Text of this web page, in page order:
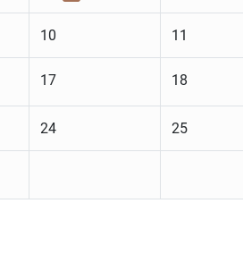
10 11
17 18
24 25